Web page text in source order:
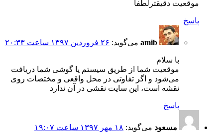
موقعیت دقیقترلطفا
پاسخ
amib می‌گوید: ۲۶ فروردین ۱۳۹۷ ساعت ۲۰:۳۳
با سلام
موقعیت شما از طریق سیستم یا گوشی شما دریافت
می‌شود و اگر تفاوتی در محل واقعی و مختصات روی
نقشه است، این سایت نقشی در آن ندارد
پاسخ
مسعود می‌گوید: ۱۸ مهر ۱۳۹۷ ساعت ۱۹:۰۷